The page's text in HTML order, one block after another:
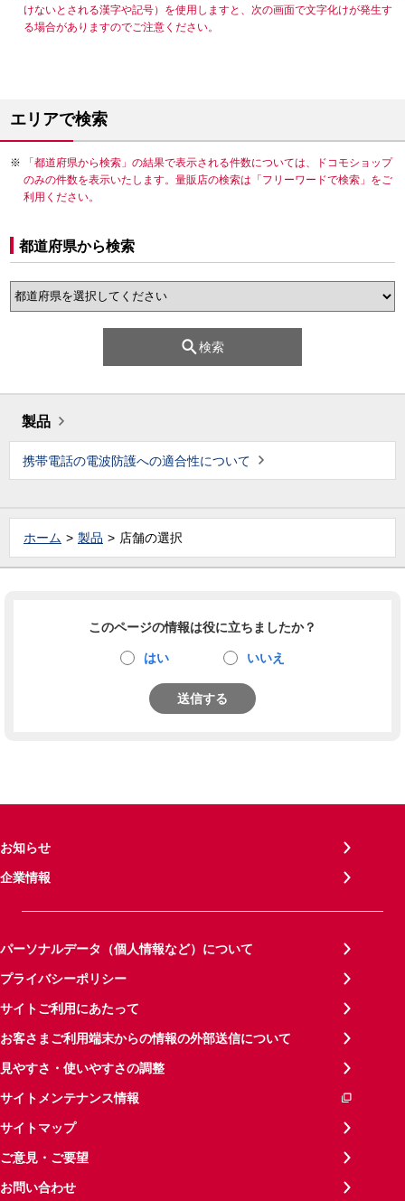
けないとされる漢字や記号）を使用しますと、次の画面で文字化けが発生す
る場合がありますのでご注意ください。
エリアで検索
「都道府県から検索」の結果で表示される件数については、ドコモショップ
のみの件数を表示いたします。量販店の検索は「フリーワードで検索」をご
利用ください。
都道府県から検索
検索
製品
携帯電話の電波防護への適合性について
ホーム 製品 店舗の選択
このページの情報は役に立ちましたか？
はい いいえ
送信する
お知らせ
企業情報
パーソナルデータ（個人情報など）について
プライバシーポリシー
サイトご利用にあたって
お客さまご利用端末からの情報の外部送信について
見やすさ・使いやすさの調整
サイトメンテナンス情報
サイトマップ
ご意見・ご要望
お問い合わせ